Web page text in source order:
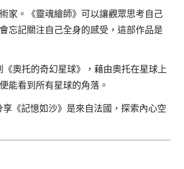
家。《靈魂繪師》可以讓觀眾思考自己
忘記關注自己全身的感受，這部作品是
《奧托的奇幻星球》，藉由奧托在星球上
能看到所有星球的角落。
享《記憶如沙》是來自法國，探索內心空